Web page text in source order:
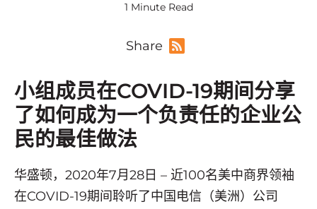
1 Minute Read
Share
小组成员在COVID-19期间分享
了如何成为一个负责任的企业公
民的最佳做法
华盛顿， 2020年7月28日 – 近100名美中商界领袖
在COVID-19期间聆听了中国电信（美洲）公司